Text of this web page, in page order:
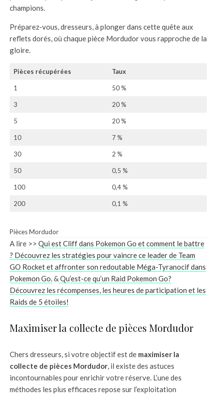
champions.
Préparez-vous, dresseurs, à plonger dans cette quête aux
reflets dorés, où chaque pièce Mordudor vous rapproche de la
gloire.
Pièces récupérées Taux
1 50 %
3 20 %
5 20 %
10 7 %
30 2 %
50 0,5 %
100 0,4 %
200 0,1 %
Pièces Mordudor
A lire >> Qui est Cliff dans Pokemon Go et comment le battre
? Découvrez les stratégies pour vaincre ce leader de Team
GO Rocket et affronter son redoutable Méga-Tyranocif dans
Pokemon Go.&Qu’est-ce qu’un Raid Pokemon Go?
Découvrez les récompenses, les heures de participation et les
Raids de 5 étoiles!
Maximiser la collecte de pièces Mordudor
Chers dresseurs, si votre objectif est de maximiser la
collecte de pièces Mordudor, il existe des astuces
incontournables pour enrichir votre réserve. L’une des
méthodes les plus efficaces repose sur l’exploitation